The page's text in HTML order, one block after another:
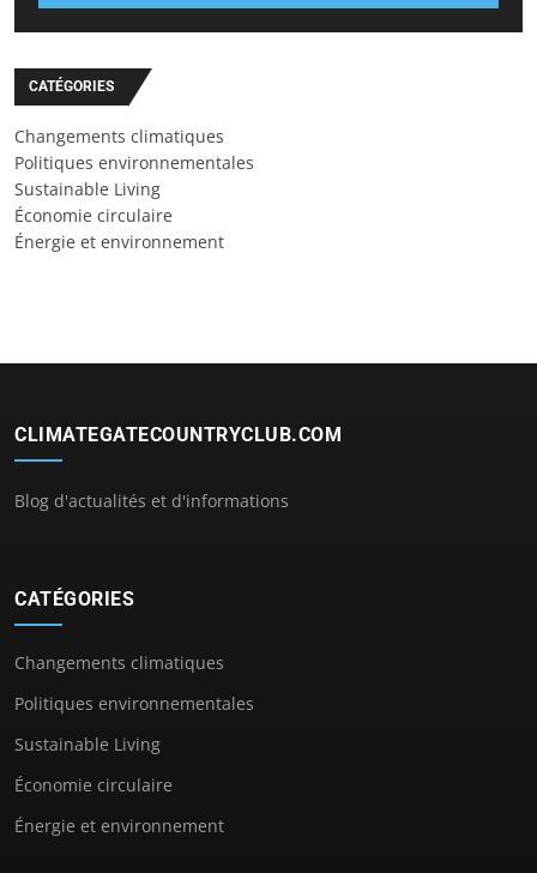
CATÉGORIES
Changements climatiques
Politiques environnementales
Sustainable Living
Économie circulaire
Énergie et environnement
CLIMATEGATECOUNTRYCLUB.COM
Blog d'actualités et d'informations
CATÉGORIES
Changements climatiques
Politiques environnementales
Sustainable Living
Économie circulaire
Énergie et environnement